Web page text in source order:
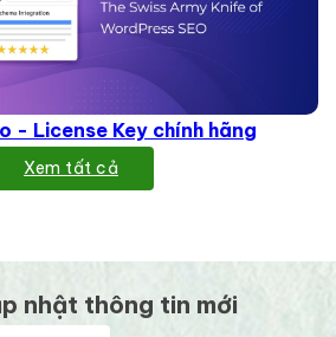
- License Key chính hãng
Xem tất cả
nhật thông tin mới